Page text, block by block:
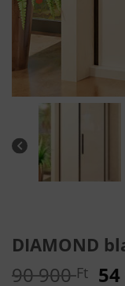
DIAMOND
90 900Ft